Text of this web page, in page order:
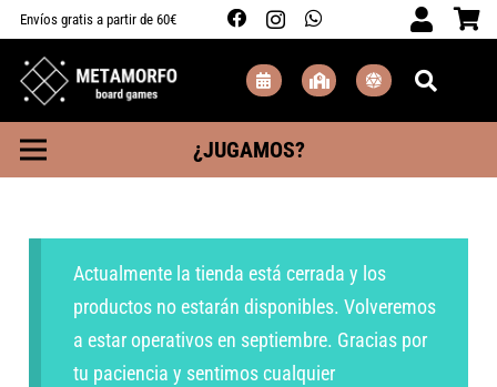
Envíos gratis a partir de 60€
¿JUGAMOS?
Actualmente la tienda está cerrada y los
productos no estarán disponibles. Volveremos
a estar operativos en septiembre. Gracias por
tu paciencia y sentimos cualquier